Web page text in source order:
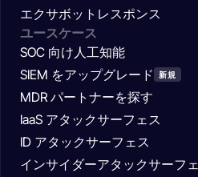
エクサボットレスポンス
ユースケース
SOC 向け人工知能
SIEM をアップグレード
新規
MDR パートナーを探す
IaaS アタックサーフェス
ID アタックサーフェス
インサイダーアタックサーフ